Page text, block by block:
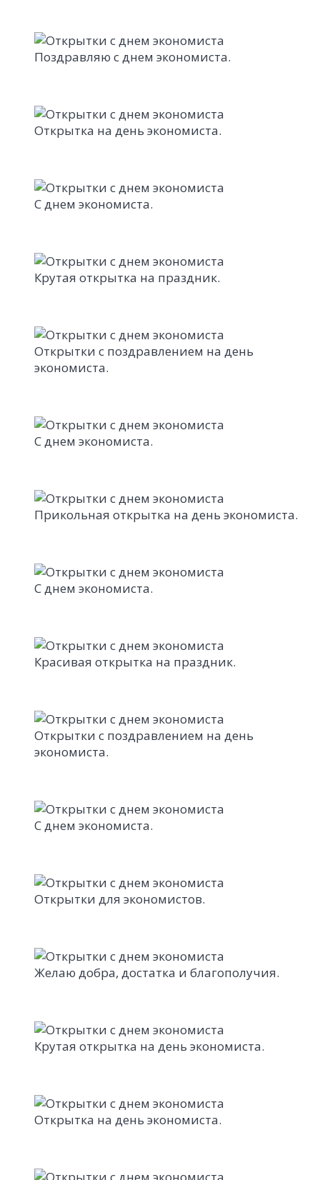
Поздравляю с днем экономиста.
Открытка на день экономиста.
С днем экономиста.
Крутая открытка на праздник.
Открытки с поздравлением на день
экономиста.
С днем экономиста.
Прикольная открытка на день экономиста.
С днем экономиста.
Красивая открытка на праздник.
Открытки с поздравлением на день
экономиста.
С днем экономиста.
Открытки для экономистов.
Желаю добра, достатка и благополучия.
Крутая открытка на день экономиста.
Открытка на день экономиста.